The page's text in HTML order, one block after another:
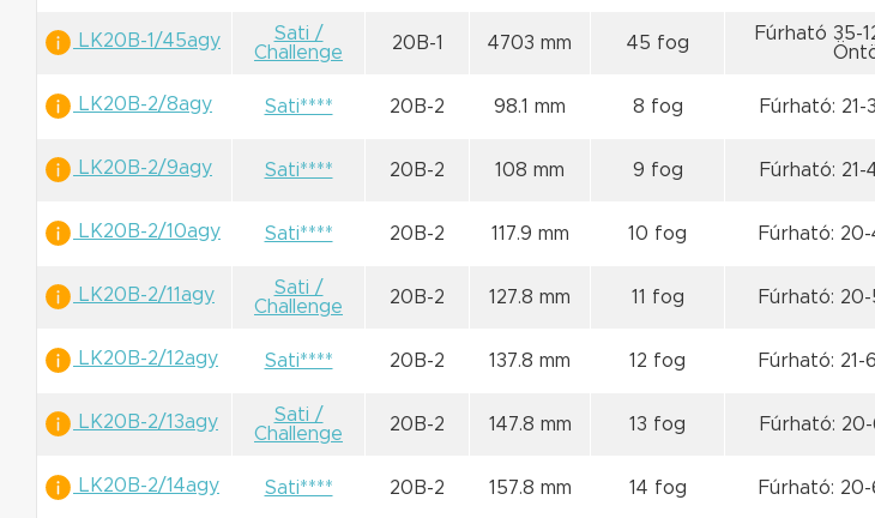
LK20B-1/45agy
Sati /
Challenge
20B-1 4703 mm 45 fog
Fúrható 35-
LK20B-2/8agy Sati**** 20B-2 98.1 mm 8 fog Fúrható: 21-
LK20B-2/9agy Sati**** 20B-2 108 mm 9 fog Fúrható: 21-
LK20B-2/10agy Sati**** 20B-2 117.9 mm 10 fog Fúrható:
LK20B-2/11agy
Sati /
Challenge
20B-2 127.8 mm 11 fog Fúrható:
LK20B-2/12agy Sati**** 20B-2 137.8 mm 12 fog Fúrható: 21-
LK20B-2/13agy
Sati /
Challenge
20B-2 147.8 mm 13 fog Fúrható:
LK20B-2/14agy Sati**** 20B-2 157.8 mm 14 fog Fúrható: